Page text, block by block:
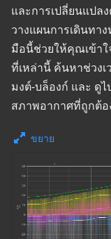
และการเปลี่ยนแปล
วางแผนการเดินทา
มือนี้ช่วยให้คุณเข้า
ที่เหล่านี้ ค้นหาช่วง
มงต์-บล็องก์ และ ดู
สภาพอากาศที่ถูกต้อ
ขยาย